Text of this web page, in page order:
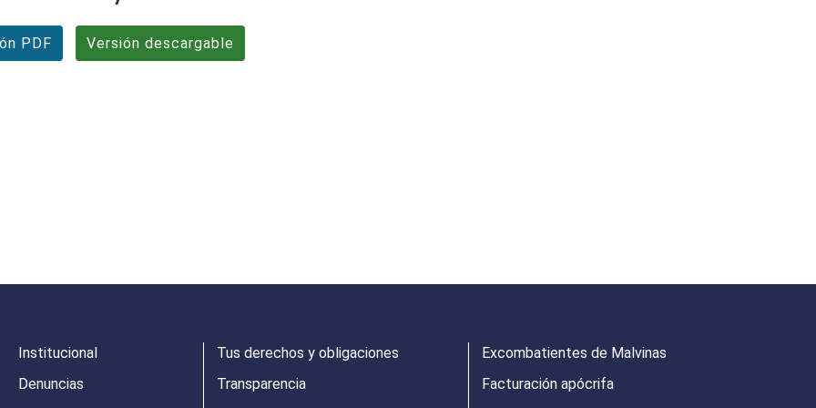
PDF Versión descargable
Institucional
Denuncias
Tus derechos y obligaciones
Transparencia
Excombatientes de Malvinas
Facturación apócrifa